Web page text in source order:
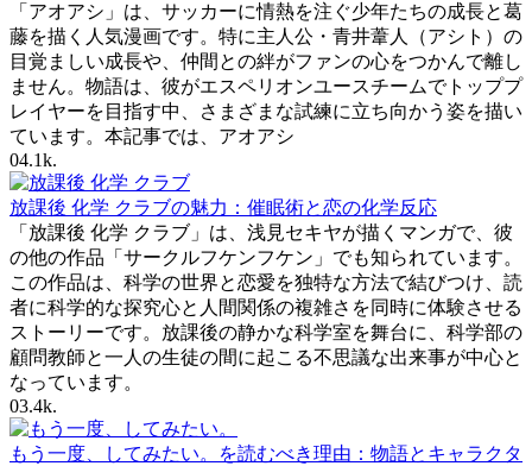
「アオアシ」は、サッカーに情熱を注ぐ少年たちの成長と葛
藤を描く人気漫画です。特に主人公・青井葦人（アシト）の
目覚ましい成長や、仲間との絆がファンの心をつかんで離し
ません。物語は、彼がエスペリオンユースチームでトッププ
レイヤーを目指す中、さまざまな試練に立ち向かう姿を描い
ています。本記事では、アオアシ
04.1k.
放課後 化学 クラブの魅力：催眠術と恋の化学反応
「放課後 化学 クラブ」は、浅見セキヤが描くマンガで、彼
の他の作品「サークルフケンフケン」でも知られています。
この作品は、科学の世界と恋愛を独特な方法で結びつけ、読
者に科学的な探究心と人間関係の複雑さを同時に体験させる
ストーリーです。放課後の静かな科学室を舞台に、科学部の
顧問教師と一人の生徒の間に起こる不思議な出来事が中心と
なっています。
03.4k.
もう一度、してみたい。を読むべき理由：物語とキャラクタ